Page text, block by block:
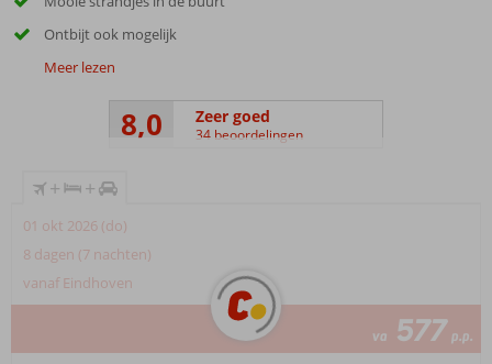
Ontbijt ook mogelijk
Meer lezen
8,0 Zeer goed
34 beoordelingen
+ +
01 okt 2026 (do)
8 dagen (7 nachten)
vanaf Eindhoven
va 577 p.p.